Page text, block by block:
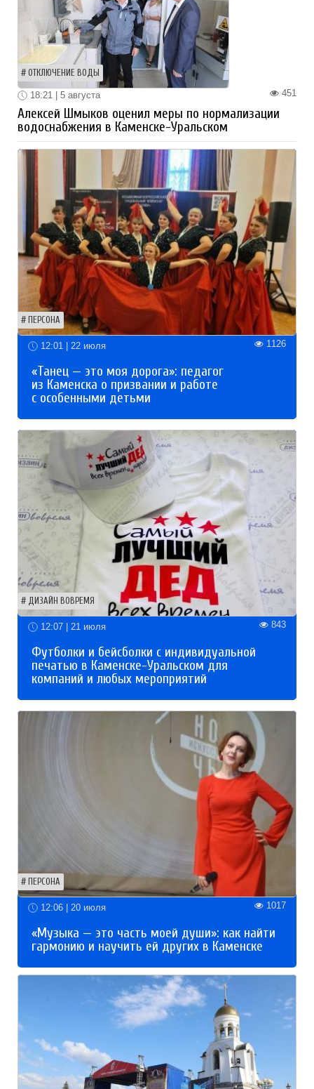
ОТКЛЮЧЕНИЕ ВОДЫ
451
18:21 | 5 августа
Алексей Шмыков оценил меры по нормализации
водоснабжения в Каменске-Уральском
ПЕРСОНА
12:01 | 22 июля 1126
«Танец — это моя дорога»: педагог
из Каменска о призвании и работе
с особенными детьми
ДИЗАЙН ВОВРЕМЯ
12:07 | 21 июля 843
Футболки и бейсболки с индивидуальной
печатью в Каменске-Уральском для
компаний и любых мероприятий
ПЕРСОНА
12:06 | 20 июля 1017
«Музыка — это часть моей души»: как найти
гармонию и научить ей других в Каменске